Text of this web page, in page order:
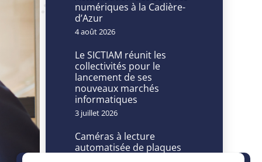
numériques à la Cadière-
d’Azur
4 août 2026
Le SICTIAM réunit les
collectivités pour le
lancement de ses
nouveaux marchés
informatiques
3 juillet 2026
Caméras à lecture
automatisée de plaques